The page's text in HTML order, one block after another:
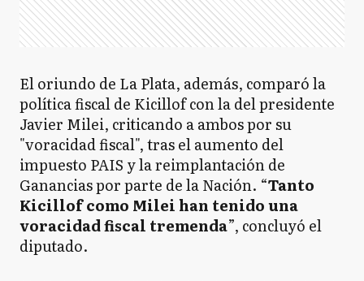
El oriundo de La Plata, además, comparó la
política fiscal de Kicillof con la del presidente
Javier Milei, criticando a ambos por su
"voracidad fiscal", tras el aumento del
impuesto PAIS y la reimplantación de
Ganancias por parte de la Nación. “Tanto
Kicillof como Milei han tenido una
voracidad fiscal tremenda”, concluyó el
diputado.